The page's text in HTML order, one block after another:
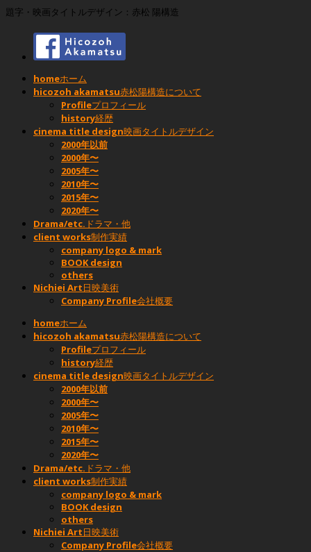
題字・映画タイトルデザイン：赤松 陽構造
homeホーム
hicozoh akamatsu赤松陽構造について
Profileプロフィール
history経歴
cinema title design映画タイトルデザイン
2000年以前
2000年〜
2005年〜
2010年〜
2015年〜
2020年〜
Drama/etc. ドラマ・他
client works制作実績
company logo & mark
BOOK design
others
Nichiei Art日映美術
Company Profile会社概要
homeホーム
hicozoh akamatsu赤松陽構造について
Profileプロフィール
history経歴
cinema title design映画タイトルデザイン
2000年以前
2000年〜
2005年〜
2010年〜
2015年〜
2020年〜
Drama/etc. ドラマ・他
client works制作実績
company logo & mark
BOOK design
others
Nichiei Art日映美術
Company Profile会社概要